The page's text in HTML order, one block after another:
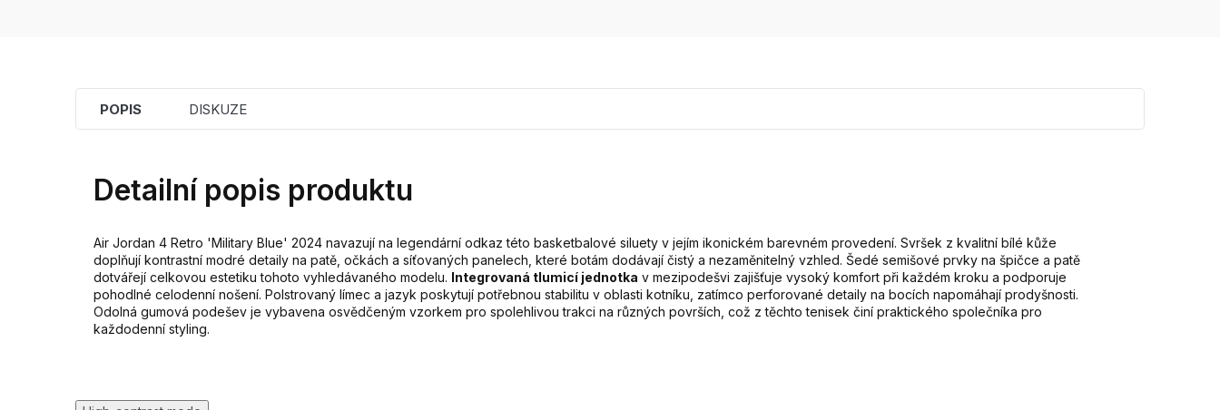
POPIS DISKUZE
Detailní popis produktu
Air Jordan 4 Retro 'Military Blue' 2024 navazují na legendární odkaz této basketbalové siluety v jejím ikonickém barevném provedení. Svršek z kvalitní bílé kůže
doplňují kontrastní modré detaily na patě, očkách a síťovaných panelech, které botám dodávají čistý a nezaměnitelný vzhled. Šedé semišové prvky na špičce a patě
dotvářejí celkovou estetiku tohoto vyhledávaného modelu. Integrovaná tlumicí jednotka v mezipodešvi zajišťuje vysoký komfort při každém kroku a podporuje
pohodlné celodenní nošení. Polstrovaný límec a jazyk poskytují potřebnou stabilitu v oblasti kotníku, zatímco perforované detaily na bocích napomáhají prodyšnosti.
Odolná gumová podešev je vybavena osvědčeným vzorkem pro spolehlivou trakci na různých površích, což z těchto tenisek činí praktického společníka pro
každodenní styling.